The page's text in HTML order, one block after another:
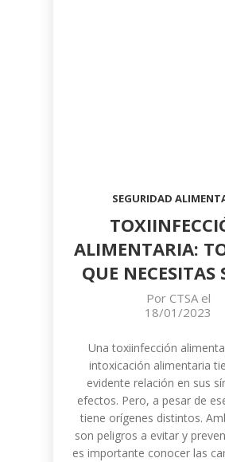
SEGURIDAD
ALIMENTARIA:
QUE NECESITAS
Por CTSAel
18/01/2023
Una toxiinfección
intoxicación alimentaria
evidente relación en sus
efectos. Pero, a pesar de
tiene orígenes distintos.
son peligros a evitar y
es importante conocer las